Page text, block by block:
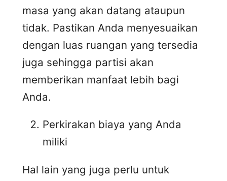
masa yang akan datang ataupun
tidak. Pastikan Anda menyesuaikan
dengan luas ruangan yang tersedia
juga sehingga partisi akan
memberikan manfaat lebih bagi
Anda.
Perkirakan biaya yang Anda
miliki
Hal lain yang juga perlu untuk